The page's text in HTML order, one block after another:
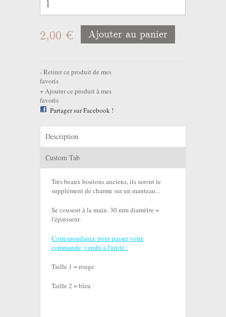
2,00 € Ajouter au panier
Retirer ce produit de mes
favoris
Ajouter ce produit à mes
favoris
Partager sur Facebook !
Description
Custom Tab
Très beaux boutons anciens, ils seront le
supplément de charme sur un manteau...
Se cousent à la main. 30 mm diamètre +
l'épaisseur.
Correspondance pour passer votre
commande, vendu à l'unité :
Taille 1 = rouge
Taille 2 = bleu